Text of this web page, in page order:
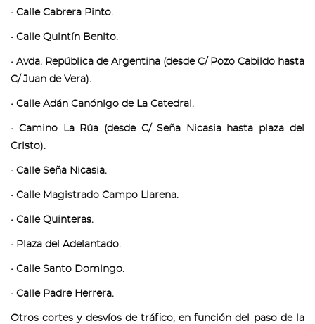
• Calle Cabrera Pinto.
• Calle Quintín Benito.
• Avda. República de Argentina (desde C/ Pozo Cabildo hasta
C/ Juan de Vera).
• Calle Adán Canónigo de La Catedral.
• Camino La Rúa (desde C/ Seña Nicasia hasta plaza del
Cristo).
• Calle Seña Nicasia.
• Calle Magistrado Campo Llarena.
• Calle Quinteras.
• Plaza del Adelantado.
• Calle Santo Domingo.
• Calle Padre Herrera.
Otros cortes y desvíos de tráfico, en función del paso de la